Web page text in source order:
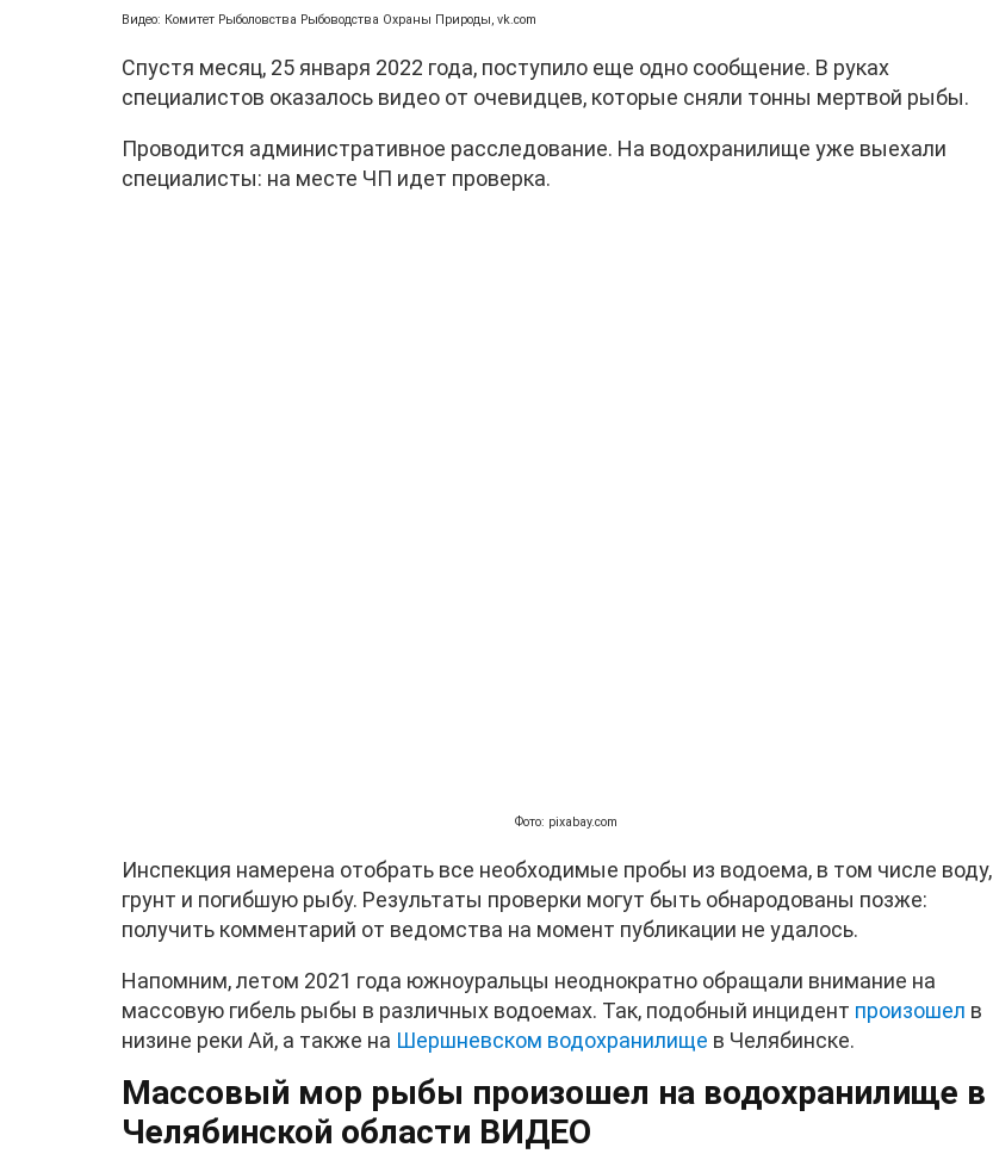
Видео: Комитет Рыболовства Рыбоводства Охраны Природы, vk.com
Спустя месяц, 25 января 2022 года, поступило еще одно сообщение. В руках
специалистов оказалось видео от очевидцев, которые сняли тонны мертвой рыбы.
Проводится административное расследование. На водохранилище уже выехали
специалисты: на месте ЧП идет проверка.
Фото: pixabay.com
Инспекция намерена отобрать все необходимые пробы из водоема, в том числе воду,
грунт и погибшую рыбу. Результаты проверки могут быть обнародованы позже:
получить комментарий от ведомства на момент публикации не удалось.
Напомним, летом 2021 года южноуральцы неоднократно обращали внимание на
массовую гибель рыбы в различных водоемах. Так, подобный инцидент произошел в
низине реки Ай, а также на Шершневском водохранилище в Челябинске.
Массовый мор рыбы произошел на водохранилище в
Челябинской области ВИДЕО